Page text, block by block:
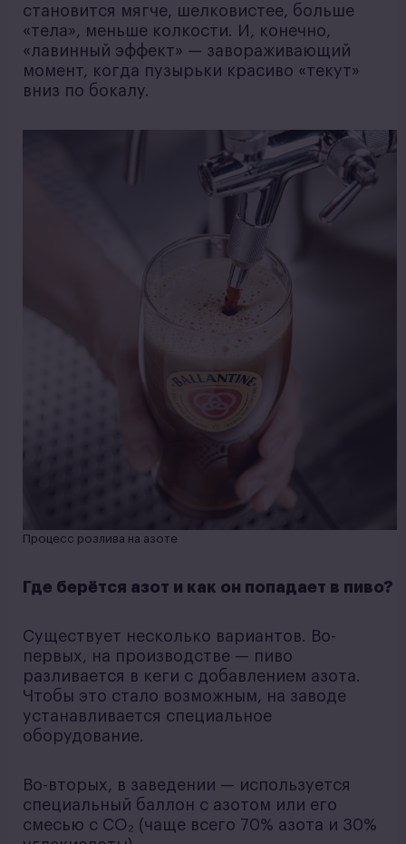
становится мягче, шелковистее, больше
«тела», меньше колкости. И, конечно,
«лавинный эффект» — завораживающий
момент, когда пузырьки красиво «текут»
вниз по бокалу.
Процесс розлива на азоте
Где берётся азот и как он попадает в пиво?
Существует несколько вариантов. Во-
первых, на производстве — пиво
разливается в кеги с добавлением азота.
Чтобы это стало возможным, на заводе
устанавливается специальное
оборудование.
Во-вторых, в заведении — используется
специальный баллон с азотом или его
смесью с CO₂ (чаще всего 70% азота и 30%